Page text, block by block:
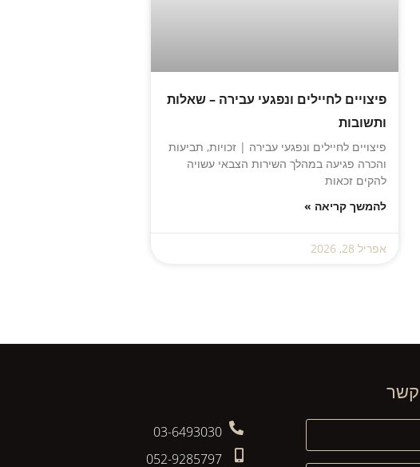
פיצויים לחיילים ונפגעי עבירה – שאלות
ותשובות
פיצויים לחיילים ונפגעי עבירה | זכויות, תביעות
והכרה פגיעה במהלך השירות הצבאי עשויה
להקים זכאות
להמשך קריאה »
אפריל 28, 2026
קשר
03-6493030
052-9285797